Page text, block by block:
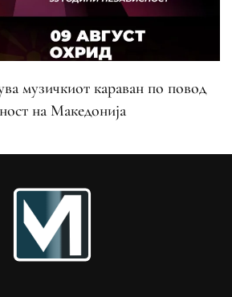
музичкиот караван по повод
на Македонија